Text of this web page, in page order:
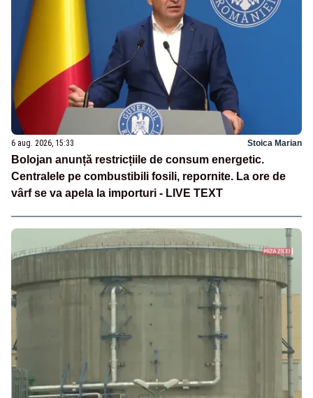
6 aug. 2026, 15:33 Stoica Marian
Bolojan anunță restricțiile de consum energetic.
Centralele pe combustibili fosili, repornite. La ore de
vârf se va apela la importuri - LIVE TEXT